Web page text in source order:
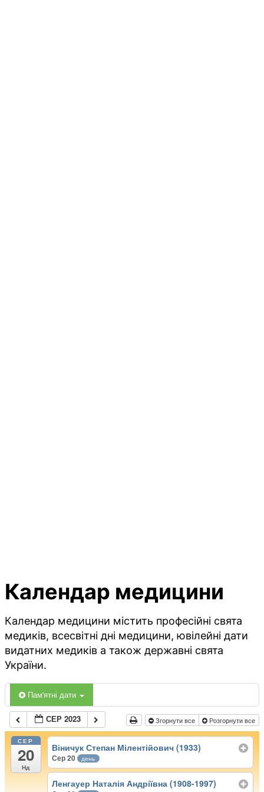
Календар медицини
Календар медицини містить професійні свята
медиків, всесвітні дні медицини, ювілейні дати
видатних медиків а також державні свята
України.
Пам'ятні дати
СЕР 2023 Згорнути все Розгорнути все
СЕР
20
Нд
Віничук Степан Мілентійович (1933)
Сер 20 день
Ленгауер Наталія Андріївна (1908-1997)